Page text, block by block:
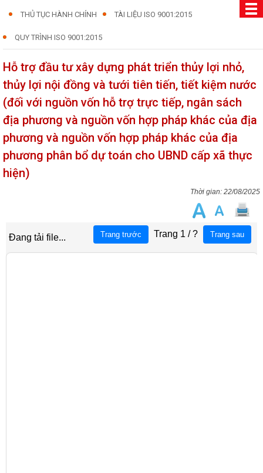
THỦ TỤC HÀNH CHÍNH TÀI LIỆU ISO 9001:2015
QUY TRÌNH ISO 9001:2015
Hỗ trợ đầu tư xây dựng phát triển thủy lợi nhỏ,
thủy lợi nội đồng và tưới tiên tiến, tiết kiệm nước
(đối với nguồn vốn hỗ trợ trực tiếp, ngân sách
địa phương và nguồn vốn hợp pháp khác của địa
phương và nguồn vốn hợp pháp khác của địa
phương phân bổ dự toán cho UBND cấp xã thực
hiện)
22/08/2025